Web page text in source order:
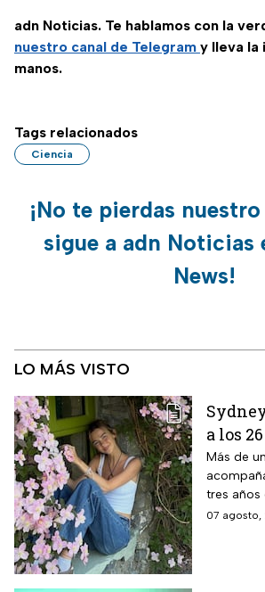
adn Noticias. Te hablamos con la
nuestro canal de Telegram y lleva la
manos.
Tags relacionados
Ciencia
¡No te pierdas
sigue a adn Noticias
News!
LO MÁS VISTO
a los
cáncer
Más de
tres años
creadora:
07 agosto,